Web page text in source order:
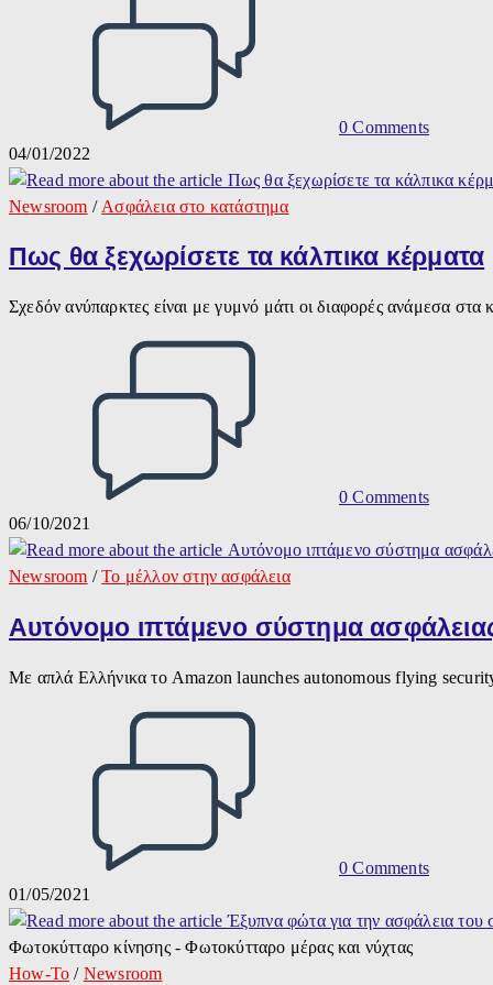
0 Comments
04/01/2022
Newsroom / Ασφάλεια στο κατάστημα
Πως θα ξεχωρίσετε τα κάλπικα κέρματα
Σχεδόν ανύπαρκτες είναι με γυμνό μάτι οι διαφορές ανάμεσα
0 Comments
06/10/2021
Newsroom /Το μέλλον στην ασφάλεια
Αυτόνομο ιπτάμενο σύστημα
Με απλά Ελλήνικα το Amazon launches autonomous flying
0 Comments
01/05/2021
Φωτοκύτταρο κίνησης - Φωτοκύτταρο μέρας και νύχτας
How-To / Newsroom